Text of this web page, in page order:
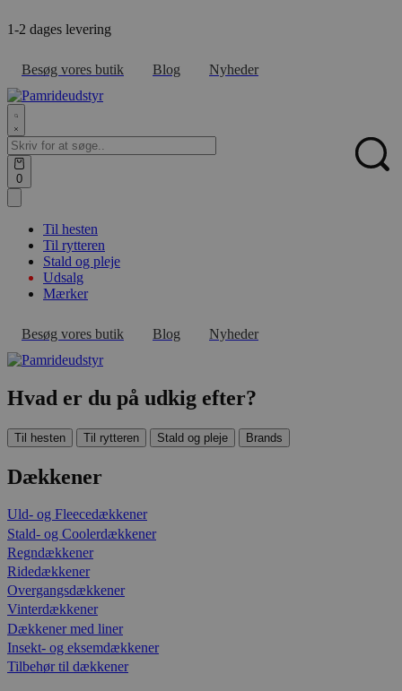
to
1-2 dages levering
Besøg vores butik Blog Nyheder
Search
for:
0Open
cart
Til hesten
Til rytteren
Stald og pleje
Udsalg
Mærker
Besøg vores butik Blog Nyheder
Hvad er du på udkig efter?
Til hesten Til rytteren Stald og pleje Brands
Dækkener
Uld- og Fleecedækkener
Stald- og Coolerdækkener
Regndækkener
Ridedækkener
Overgangsdækkener
Vinterdækkener
Dækkener med liner
Insekt- og eksemdækkener
Tilbehør til dækkener